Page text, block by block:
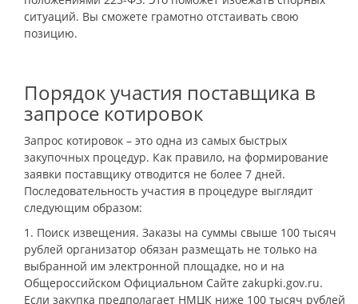
ситуаций. Вы сможете грамотно отстаивать свою
позицию.
Порядок участия поставщика в
запросе котировок
Запрос котировок – это одна из самых быстрых
закупочных процедур. Как правило, на формирование
заявки поставщику отводится не более 7 дней.
Последовательность участия в процедуре выглядит
следующим образом:
1. Поиск извещения. Заказы на суммы свыше 100 тысяч
рублей организатор обязан размещать не только на
выбранной им электронной площадке, но и на
Общероссийском Официальном Сайте zakupki.gov.ru.
Если закупка предполагает НМЦК ниже 100 тысяч рублей